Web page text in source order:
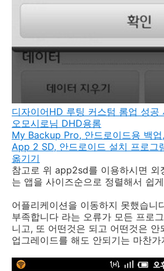
디자이어HD 루팅 커스텀 롬업 성공
오모시로님 DHD용롬
My Backup Pro, 안드로이드용 백업
App 2 SD, 안드로이드 설치 프로그
옮기기
참고로 위 app2sd를 이용하시면 외
는 앱을 사이즈순으로 정렬해서 쉽
어플리케이션을 이동하지 못했습니
부족합니다 라는 오류가 모든 프로
니고, 또 어떤것은 되고 어떤것은 안
업그레이드를 해도 안되기는 마찬가